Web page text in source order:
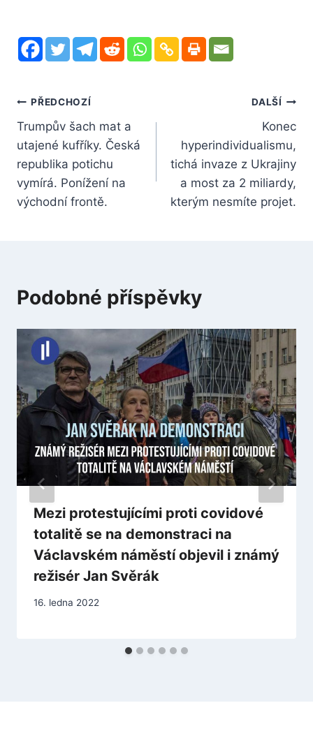
Navigace
pro
příspěvek
PŘEDCHOZÍ
Trumpův šach mat a
utajené kufříky. Česká
republika potichu
vymírá. Ponížení na
východní frontě.
DALŠÍ
Konec
hyperindividualismu,
tichá invaze z Ukrajiny
a most za 2 miliardy,
kterým nesmíte projet.
Podobné příspěvky
Mezi protestujícími proti covidové
totalitě se na demonstraci na
Václavském náměstí objevil i známý
režisér Jan Svěrák
16. ledna 2022